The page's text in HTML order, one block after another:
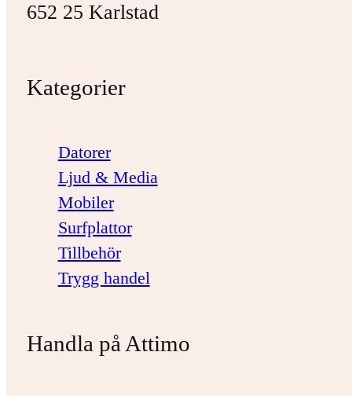
652 25 Karlstad
Kategorier
Datorer
Ljud & Media
Mobiler
Surfplattor
Tillbehör
Trygg handel
Handla på Attimo